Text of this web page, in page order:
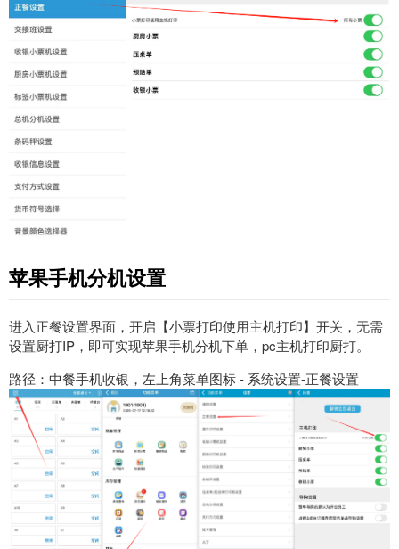
苹果手机分机设置
进入正餐设置界面，开启【小票打印使用主机打印】开关，无需
设置厨打IP，即可实现苹果手机分机下单，pc主机打印厨打。
路径：中餐手机收银，左上角菜单图标 - 系统设置-正餐设置